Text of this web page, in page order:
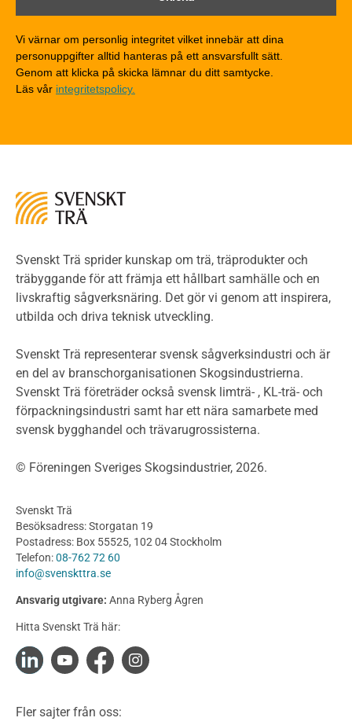
Detaljlösningar
Träytors brandegenskaper
Tekniska byten med sprinkler
Riskvärdering i flervåningsbostadshus
Miljöeffekter
LCA
Miljödeklarationer och märkning
Termer och förkortningar
Planering
Klimatkalkylator hallar
Projektering av trähus - generellt
Byggsystem
Fasadsystem i skivmaterial
Bullerskärmar och andra utomhuskonstruktioner
Byggnation och utförande
Utförande
Produkter
Konstruktionsvirke
Konstruktionsvirke Behandlat
Konstruktionsvirke Fingerskarvat
Konstruktionsvirke Fingerskarvat Obehandlat
Limträ
Fanerträ
Vi värnar om personlig integritet vilket innebär att dina
personuppgifter alltid hanteras på ett ansvarsfullt sätt.
Genom att klicka på skicka lämnar du ditt samtycke.
Läs vår integritetspolicy.
Svenskt Trä sprider kunskap om trä, träprodukter och
träbyggande för att främja ett hållbart samhälle och en
livskraftig sågverksnäring. Det gör vi genom att inspirera,
utbilda och driva teknisk utveckling.
Svenskt Trä representerar svensk sågverksindustri och är
en del av branschorganisationen Skogsindustrierna.
Svenskt Trä företräder också svensk limträ- , KL-trä- och
förpackningsindustri samt har ett nära samarbete med
svensk bygghandel och trävarugrossisterna.
© Föreningen Sveriges Skogsindustrier, 2026.
Svenskt Trä
Besöksadress: Storgatan 19
Postadress: Box 55525, 102 04 Stockholm
Telefon:08-762 72 60
info@svenskttra.se
Ansvarig utgivare: Anna Ryberg Ågren
Hitta Svenskt Trä här:
Fler sajter från oss: